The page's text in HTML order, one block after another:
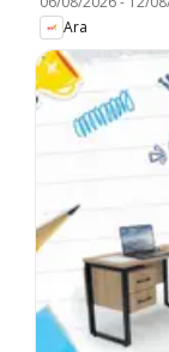
Ara